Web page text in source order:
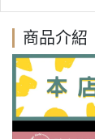
商品介紹